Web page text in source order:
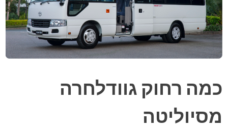
כמה רחוק גוודלחרה
מסיוליטה